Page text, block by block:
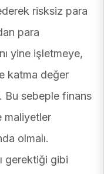
risksiz para
para
yine işletmeye,
katma değer
Bu sebeple finans
maliyetler
olmalı.
gerektiği gibi